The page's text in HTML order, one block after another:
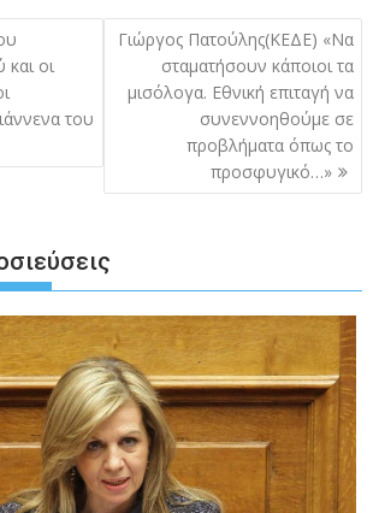
οι
του
Γιώργος Πατούλης(ΚΕΔΕ) «Να
σταματήσουν κάποιοι τα
μισόλογα. Εθνική επιταγή να
συνεννοηθούμε σε
προβλήματα όπως το
προσφυγικό…»